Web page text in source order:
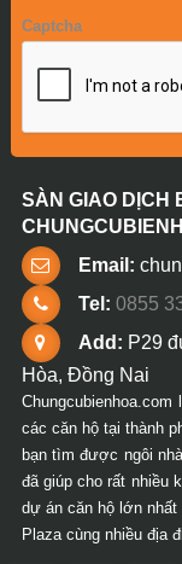
Captcha
SÀN GIAO DỊCH
Email:
Tel: 0855
Add: P29
Hòa, Đồng Nai
các căn hộ tại thành
bạn tìm được ngôi
đã giúp cho rất nhiều
dự án căn hộ lớn nhất
Plaza cùng nhiều địa